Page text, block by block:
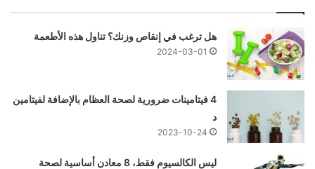
هل ترغب في إنقاص وزنك؟ تناول هذه الأطعمة
2024-03-01
4 فيتامينات ضرورية لصحة العظام بالإضافة لفيتامين
د
2023-10-24
ليس الكالسيوم فقط، 8 معادن أساسية لصحة